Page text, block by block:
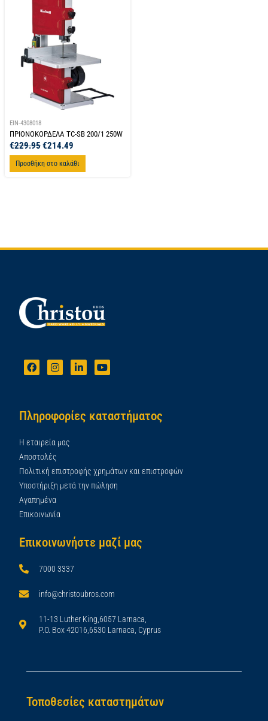
EIN-4308018
ΠΡΙΟΝΟΚΟΡΔΕΛΑ TC-SB 200/1 250W
€229.95€214.49
Προσθήκη στο καλάθι
Πληροφορίες καταστήματος
Η εταιρεία μας
Αποστολές
Πολιτική επιστροφής χρημάτων και επιστροφών
Υποστήριξη μετά την πώληση
Αγαπημένα
Επικοινωνία
Επικοινωνήστε μαζί μας
7000 3337
info@christoubros.com
11-13 Luther King,6057 Larnaca,
P.O. Box 42016,6530 Larnaca, Cyprus
Τοποθεσίες καταστημάτων